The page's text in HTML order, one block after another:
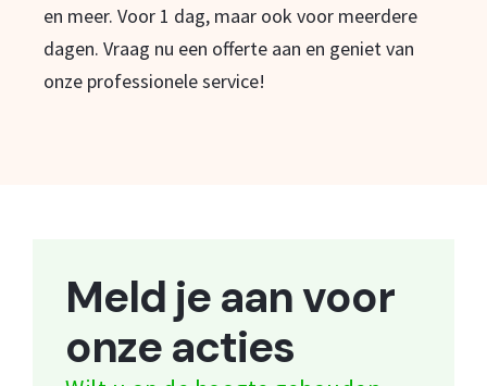
en meer. Voor 1 dag, maar ook voor meerdere
dagen. Vraag nu een offerte aan en geniet van
onze professionele service!
Meld je aan voor
onze acties